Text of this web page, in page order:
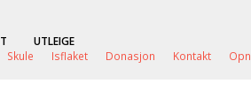
UTLEIGE
Skule
Isflaket Donasjon Kontakt